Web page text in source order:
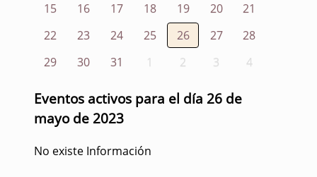
15
16 17 18 19 20
21
22
23 24 25 26 27
28
29
30 31 1 2 3 4
Eventos activos para el día 26 de
mayo de 2023
No existe Información